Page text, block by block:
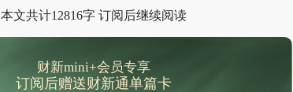
本文共计12816字 订阅后继续阅读
财新mini+会员专享
订阅后赠送财新通单篇卡